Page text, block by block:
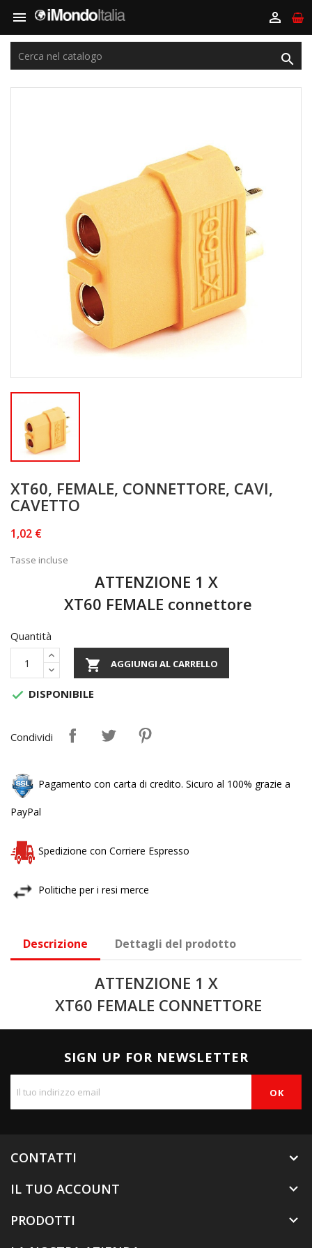
 

XT60, FEMALE, CONNETTORE, CAVI,
CAVETTO
1,02 €
Tasse incluse
ATTENZIONE 1 X
XT60 FEMALE connettore
Quantità
 AGGIUNGI AL CARRELLO
 DISPONIBILE
Condividi
Pagamento con carta di credito. Sicuro al 100% grazie a
PayPal
Spedizione con Corriere Espresso
Politiche per i resi merce
Descrizione Dettagli del prodotto
ATTENZIONE 1 X
XT60 FEMALE CONNETTORE
SIGN UP FOR NEWSLETTER
CONTATTI
IL TUO ACCOUNT

PRODOTTI 